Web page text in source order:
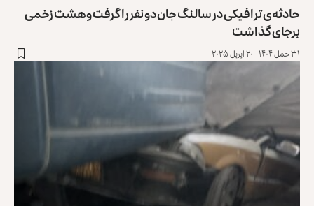
حادثه‌ی ترافیکی در سالنگ جان دو نفر را گرفت و هشت زخمی
برجای گذاشت
۳۱ حمل ۱۴۰۴ - ۲۰ اپریل ۲۰۲۵